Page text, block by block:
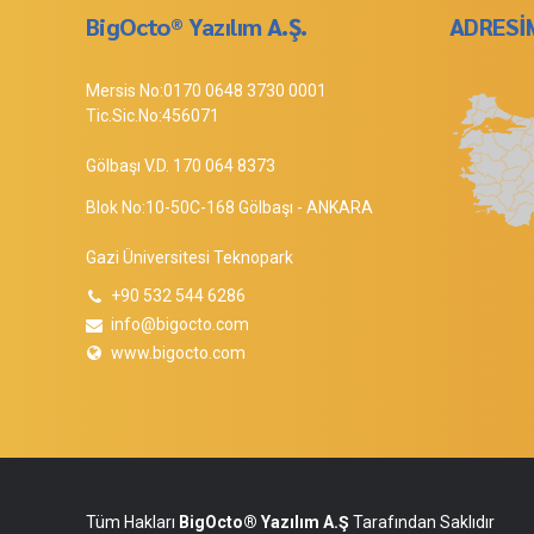
BigOcto® Yazılım A.Ş.
Mersis No:0170 0648 3730 0001
Tic.Sic.No:456071
Gölbaşı V.D. 170 064 8373
Blok No:10-50C-168 Gölbaşı - ANKARA
Gazi Üniversitesi Teknopark
+90 532 544 6286
info@bigocto.com
www.bigocto.com
Tüm Hakları BigOcto® Yazılım A.Ş Tarafından Saklıdır